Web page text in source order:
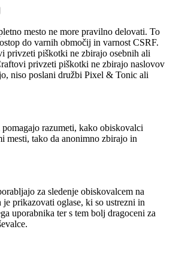
mesto ne more pravilno delovati. To
do varnih območij in varnost CSRF.
privzeti piškotki ne zbirajo osebnih ali
privzeti piškotki ne zbirajo naslovov
niso poslani družbi Pixel & Tonic ali
razumeti, kako obiskovalci
mesti, tako da anonimno zbirajo in
za sledenje obiskovalcem na
je prikazovati oglase, ki so ustrezni in
uporabnika ter s tem bolj dragoceni za